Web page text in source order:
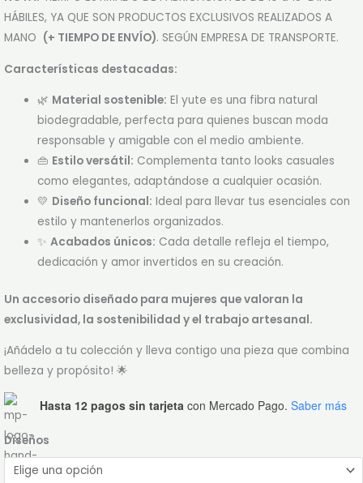
HÁBILES, YA QUE SON PRODUCTOS EXCLUSIVOS REALIZADOS A
MANO (+ TIEMPO DE ENVÍO). SEGÚN EMPRESA DE TRANSPORTE.
Características destacadas:
🌿 Material sostenible: El yute es una fibra natural
biodegradable, perfecta para quienes buscan moda
responsable y amigable con el medio ambiente.
👜 Estilo versátil: Complementa tanto looks casuales
como elegantes, adaptándose a cualquier ocasión.
💛 Diseño funcional: Ideal para llevar tus esenciales con
estilo y mantenerlos organizados.
✨Acabados únicos: Cada detalle refleja el tiempo,
dedicación y amor invertidos en su creación.
Un accesorio diseñado para mujeres que valoran la
exclusividad, la sostenibilidad y el trabajo artesanal.
¡Añádelo a tu colección y lleva contigo una pieza que combina
belleza y propósito! 🌟
Hasta 12 pagos sin tarjeta con Mercado Pago. Saber más
Diseños